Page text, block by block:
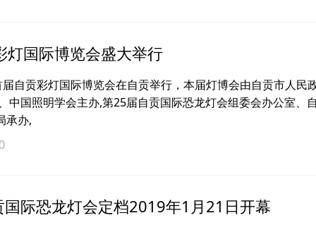
灯国际博览会盛大举行
自贡彩灯国际博览会在自贡举行，本届灯博会由自贡市人民
中国照明学会主办,第25届自贡国际恐龙灯会组委会办公室、
承办,
际恐龙灯会定档2019年1月21日开幕